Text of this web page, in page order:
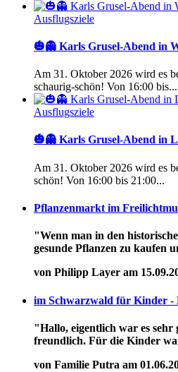
Ausflugsziele
🎃👻 Karls Grusel-Abend in
Am 31. Oktober 2026 wird es
schaurig-schön! Von 16:00 bis...
Ausflugsziele
🎃👻 Karls Grusel-Abend in
Am 31. Oktober 2026 wird es
schön! Von 16:00 bis 21:00...
Pflanzenmarkt im
"Wenn man in den
gesunde Pflanzen zu kaufen
von Philipp Layer am
im Schwarzwald für Kinder -
"Hallo, eigentlich war es
freundlich. Für die Kinder
von Familie Putra am